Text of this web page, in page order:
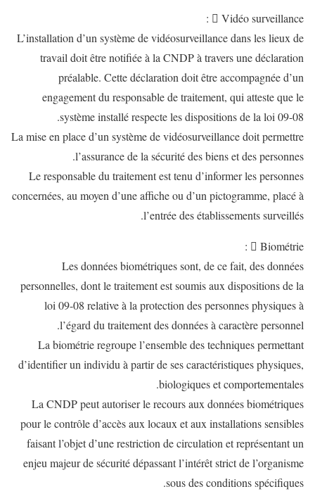
 Vidéo surveillance :
L’installation d’un système de vidéosurveillance dans les lieux de
travail doit être notifiée à la CNDP à travers une déclaration
préalable. Cette déclaration doit être accompagnée d’un
engagement du responsable de traitement, qui atteste que le
système installé respecte les dispositions de la loi 09-08.
La mise en place d’un système de vidéosurveillance doit permettre
l’assurance de la sécurité des biens et des personnes.
Le responsable du traitement est tenu d’informer les personnes
concernées, au moyen d’une affiche ou d’un pictogramme, placé à
l’entrée des établissements surveillés.
 Biométrie :
Les données biométriques sont, de ce fait, des données
personnelles, dont le traitement est soumis aux dispositions de la
loi 09-08 relative à la protection des personnes physiques à
l’égard du traitement des données à caractère personnel.
La biométrie regroupe l’ensemble des techniques permettant
d’identifier un individu à partir de ses caractéristiques physiques,
biologiques et comportementales.
La CNDP peut autoriser le recours aux données biométriques
pour le contrôle d’accès aux locaux et aux installations sensibles
faisant l’objet d’une restriction de circulation et représentant un
enjeu majeur de sécurité dépassant l’intérêt strict de l’organisme
sous des conditions spécifiques.